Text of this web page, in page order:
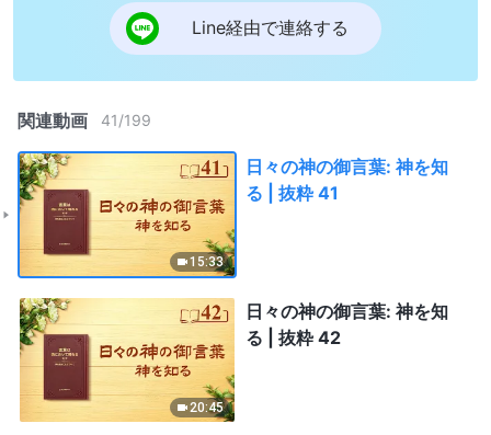
Line経由で連絡する
関連動画 41/199
15:33
日々の神の御言葉: 神を知
る | 抜粋 41
20:45
日々の神の御言葉: 神を知
る | 抜粋 42